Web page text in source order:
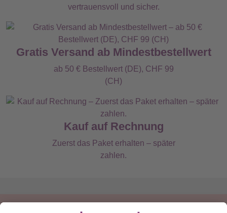
vertrauensvoll und sicher.
Gratis Versand ab Mindestbestellwert
ab 50 € Bestellwert (DE), CHF 99
(CH)
Kauf auf Rechnung
Zuerst das Paket erhalten – später
zahlen.